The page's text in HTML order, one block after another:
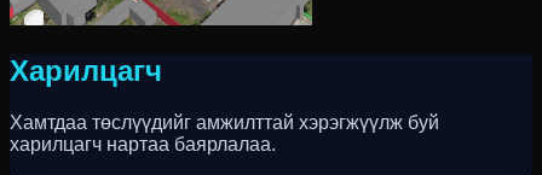
Харилцагч
Хамтдаа төслүүдийг амжилттай хэрэгжүүлж буй
харилцагч нартаа баярлалаа.